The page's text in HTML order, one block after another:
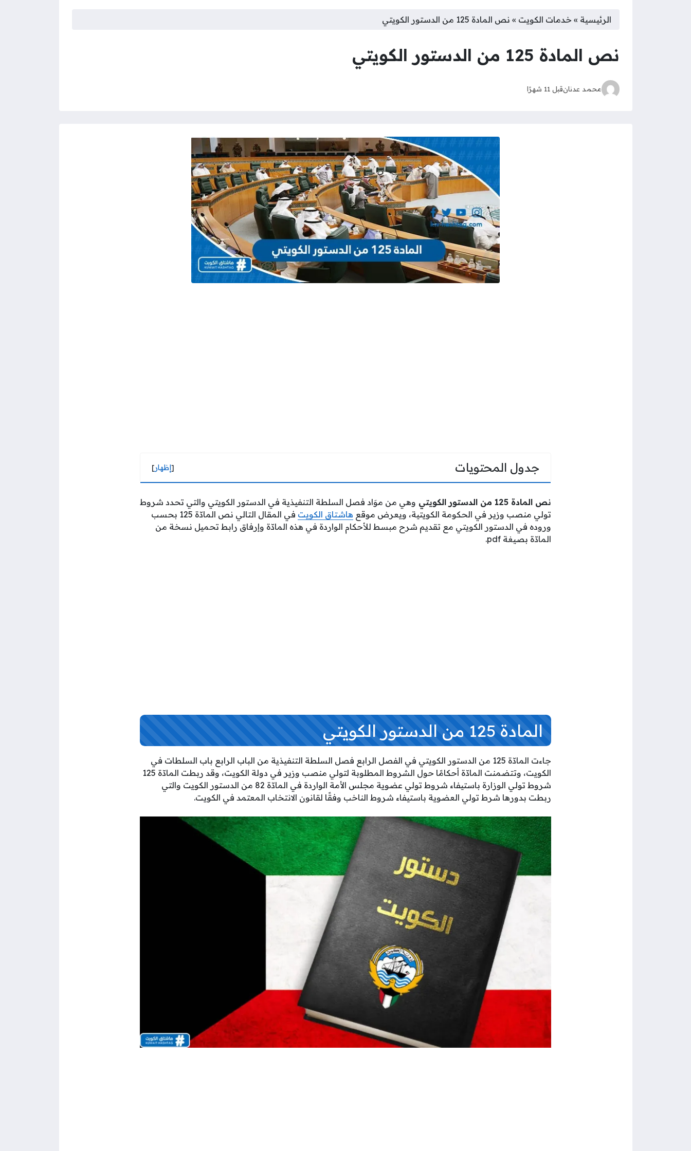
الرئيسية » خدمات الكويت » نص المادة 125 من الدستور الكويتي
نص المادة 125 من الدستور الكويتي
محمد عدنانقبل 11 شهرًا
جدول المحتويات [إظهار]
نص المادة 125 من الدستور الكويتي
وهي من موَاد فصل السلطة التنفيذية في الدستور الكويتي والتي تحدد شروط
تولي منصب وزير في الحكومة الكويتية، ويعرض موقع هاشتاق الكويت
في المقال التالي نص المادّة 125 بحسب
وروده في الدستور الكويتي مع تقديم شرح مبسط للأحكام الواردة في هذه المادّة وإرفاق رابط تحميل نسخة من
المادّة بصيغة pdf.
المادة 125 من الدستور الكويتي
جاءت المادّة 125 من الدستور الكويتي في الفصل الرابع فصل السلطة التنفيذية من الباب الرابع باب السلطات في
الكويت، وتتضمنت المادّة أحكامًا حول الشروط المطلوبة لتولي منصب وزير في دولة الكويت، وقد ربطت المادّة 125
شروط تولي الوزارة باستيفاء شروط تولي عضوية مجلس الأمة الواردة في المادّة 82 من الدستور الكويت والتي
ربطت بدورها شرط تولي العضوية باستيفاء شروط الناخب وفقًا لقانون الانتخاب المعتمد في الكويت.